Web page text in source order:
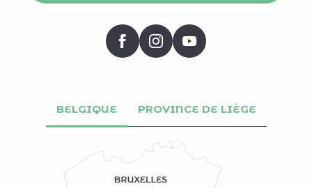
BELGIQUE PROVINCE DE LIÈGE